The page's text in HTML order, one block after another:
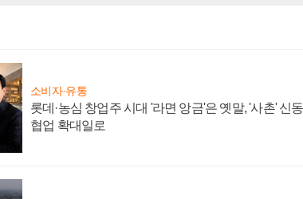
소비자·유통
롯데·농심 창업주 시대 '라면 앙금'은 옛말, '사촌' 신
협업 확대일로